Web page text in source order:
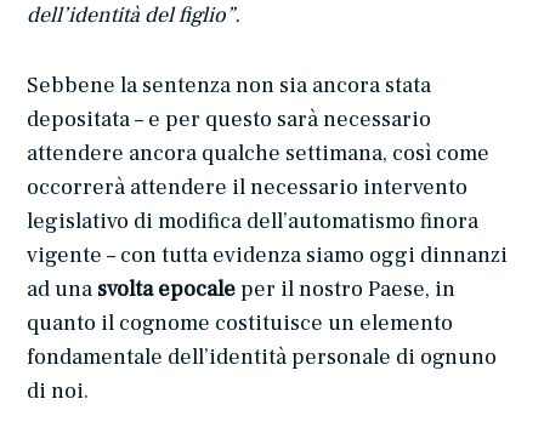
dell’identità del figlio”.
Sebbene la sentenza non sia ancora stata
depositata – e per questo sarà necessario
attendere ancora qualche settimana, così come
occorrerà attendere il necessario intervento
legislativo di modifica dell’automatismo finora
vigente – con tutta evidenza siamo oggi dinnanzi
ad una svolta epocale per il nostro Paese, in
quanto il cognome costituisce un elemento
fondamentale dell’identità personale di ognuno
di noi.